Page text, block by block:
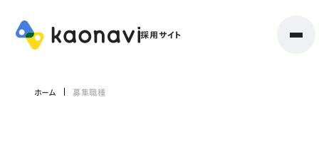
ホーム 募集職種